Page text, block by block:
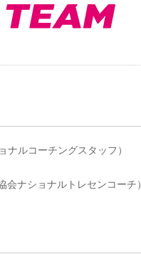
ルコーチングスタッフ）
ナショナルトレセンコーチ）